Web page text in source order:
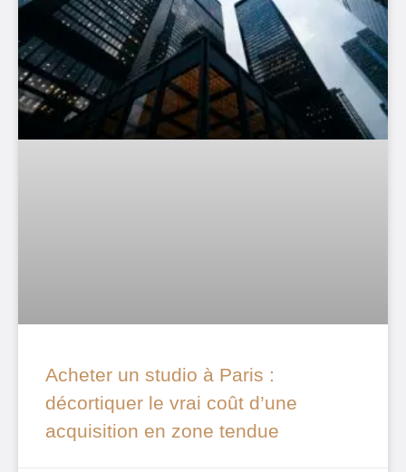
Acheter un studio à Paris :
décortiquer le vrai coût d’une
acquisition en zone tendue